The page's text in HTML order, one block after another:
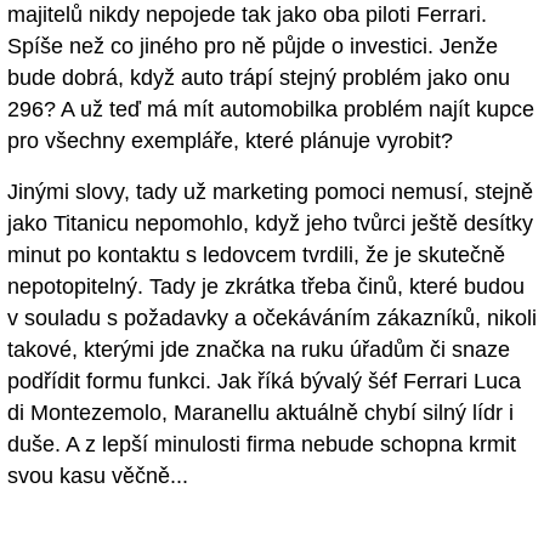
majitelů nikdy nepojede tak jako oba piloti Ferrari.
Spíše než co jiného pro ně půjde o investici. Jenže
bude dobrá, když auto trápí stejný problém jako onu
296? A už teď má mít automobilka problém najít kupce
pro všechny exempláře, které plánuje vyrobit?
Jinými slovy, tady už marketing pomoci nemusí, stejně
jako Titanicu nepomohlo, když jeho tvůrci ještě desítky
minut po kontaktu s ledovcem tvrdili, že je skutečně
nepotopitelný. Tady je zkrátka třeba činů, které budou
v souladu s požadavky a očekáváním zákazníků, nikoli
takové, kterými jde značka na ruku úřadům či snaze
podřídit formu funkci. Jak říká bývalý šéf Ferrari Luca
di Montezemolo, Maranellu aktuálně chybí silný lídr i
duše. A z lepší minulosti firma nebude schopna krmit
svou kasu věčně...